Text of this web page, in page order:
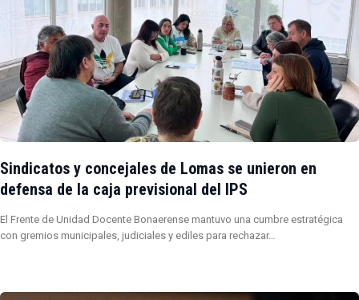
Sindicatos y concejales de Lomas se unieron en
defensa de la caja previsional del IPS
El Frente de Unidad Docente Bonaerense mantuvo una cumbre estratégica
con gremios municipales, judiciales y ediles para rechazar…